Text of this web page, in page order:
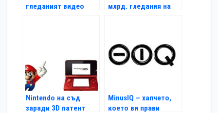
гледаният видео
млрд. гледания на
Nintendo на съд
заради 3D патент
MinusIQ – хапчето,
което ви прави